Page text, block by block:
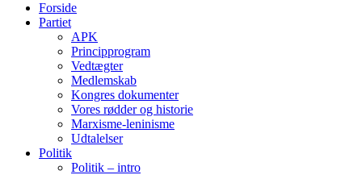
Forside
Partiet
APK
Principprogram
Vedtægter
Medlemskab
Kongres dokumenter
Vores rødder og historie
Marxisme-leninisme
Udtalelser
Politik
Politik – intro